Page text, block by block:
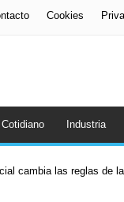
Cookies
Cotidiano Industria
cambia las reglas de